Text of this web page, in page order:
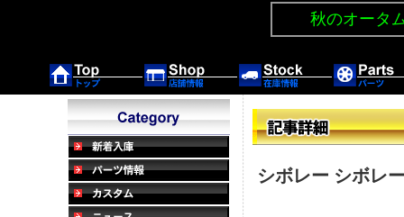
秋のオータ
シボレー シボレ